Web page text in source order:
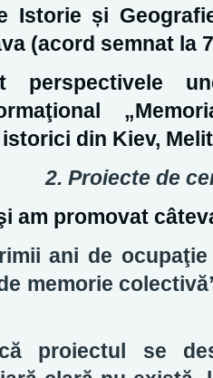
Istorie și
(acord semnat la
perspectivele
din Kiev,
2. Proiecte de
am promovat
ani de
memorie
proiectul se